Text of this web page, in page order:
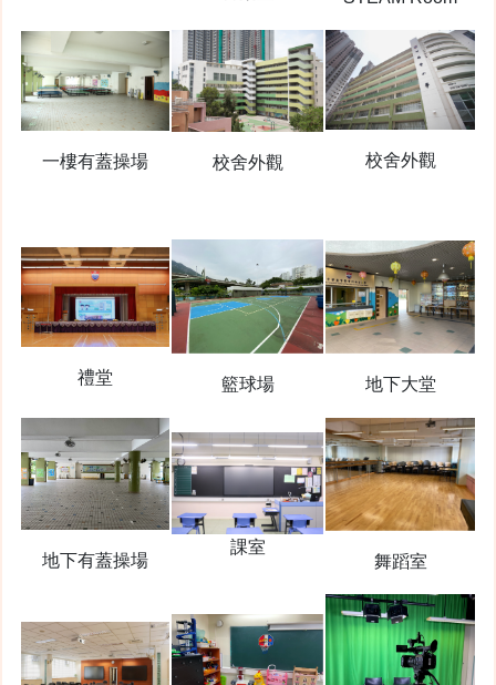
一樓有蓋操場 校舍外觀 校舍外觀
禮堂 籃球場 地下大堂
地下有蓋操場
課室
舞蹈室